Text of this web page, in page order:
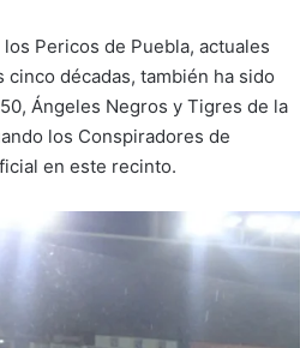
Pericos de Puebla, actuales
cinco décadas, también ha sido
Ángeles Negros y Tigres de la
los Conspiradores de
en este recinto.